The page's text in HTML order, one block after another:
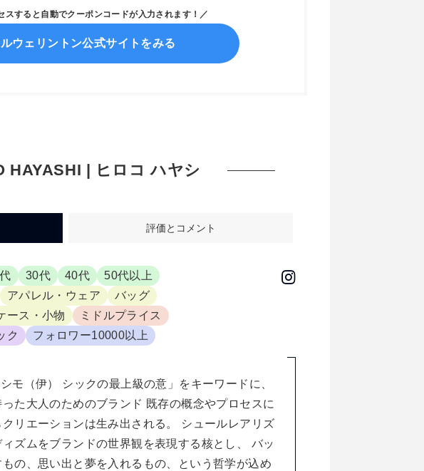
スすると自動でクーポンコードが入力されます！／
ウェリントン公式サイトをみる
HAYASHI | ヒロコ ハヤシ
評価とコメント
30代 40代
50代以上
アパレル・ウェア
バッグ
ース・小物
ミドルプライス
ク フォロワー10000以上
モ（伊） シックの最上級の意」をキーワードに、
た大人のためのブランド 既存の概念やプロセスに
リエーションは生み出される。 シュールレアリズ
ズムをブランドの世界観を表現する核とし、 バッ
の、思い出と夢を入れるもの、という哲学が込め